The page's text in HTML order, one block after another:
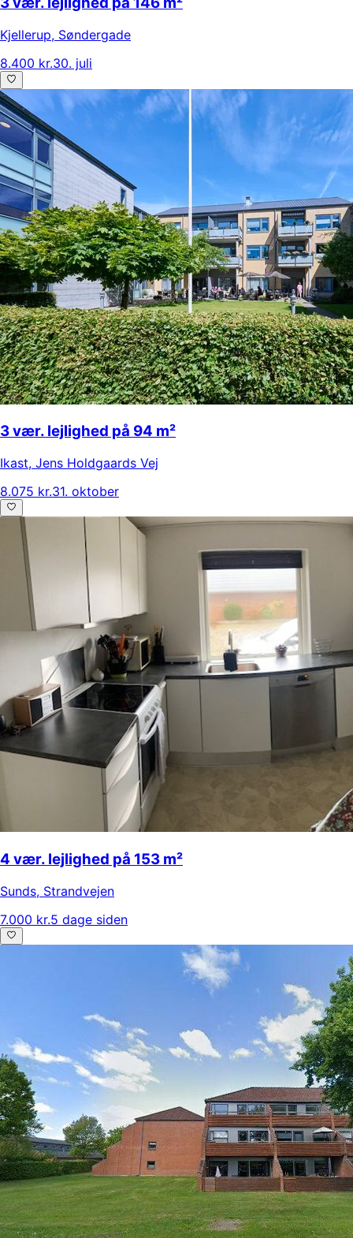
Kjellerup, Søndergade
8.400 kr.30. juli
3 vær. lejlighed på 94 m²
Ikast, Jens Holdgaards Vej
8.075 kr.31. oktober
4 vær. lejlighed på 153 m²
Sunds, Strandvejen
7.000 kr.5 dage siden